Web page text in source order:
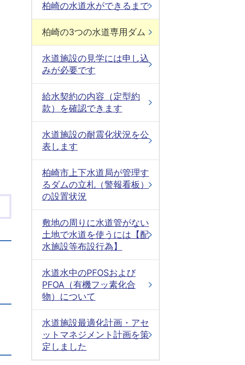
柏崎の水道水ができるまで
柏崎の3つの水道専用ダム
水道施設の見学には申し込
みが必要です
給水契約の内容（定型約
款）を確認できます
水道施設の耐震化状況を公
表します
柏崎市上下水道局が管理す
るダムの立札（警報看板）
の設置状況
敷地の周りに水道管がない
土地で水道を使うには【配
水施設等布設行為】
水道水中のPFOSおよび
PFOA（有機フッ素化合
物）について
水道施設最適化計画・アセ
ットマネジメント計画を策
定しました